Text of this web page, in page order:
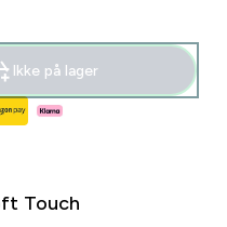
Ikke på lager
Touch